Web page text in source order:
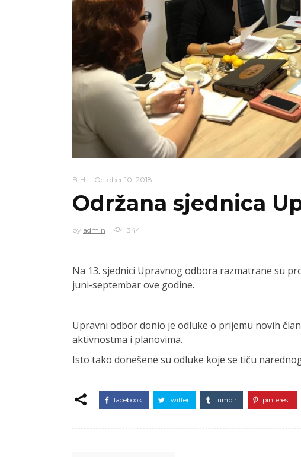
BIH October 10, 2018
Održana sjednica
by admin 344
Na 13. sjednici Upravnog odbora razmatrane su
juni-septembar ove godine.
Upravni odbor donio je odluke o prijemu novih
aktivnostma i planovima.
Isto tako donešene su odluke koje se tiču
facebook twitter tumblr pinterest